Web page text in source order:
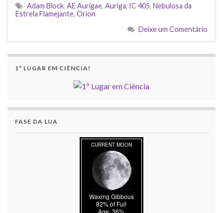
Adam Block, AE Aurigae, Auriga, IC 405, Nebulosa da
Estrela Flamejante, Orion
Deixe um Comentário
1º LUGAR EM CIÊNCIA!
FASE DA LUA